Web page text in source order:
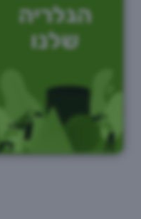
הגלריה
שלנו